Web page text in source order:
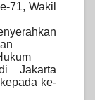
71, Wakil
Jakarta
ke-